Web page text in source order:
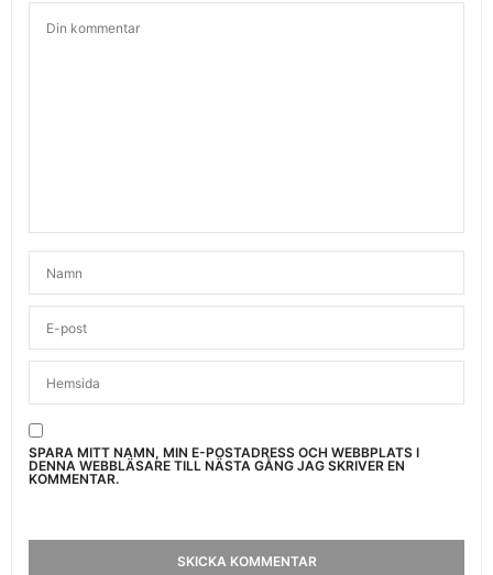
SPARA MITT NAMN, MIN E-POSTADRESS OCH WEBBPLATS I
DENNA WEBBLÄSARE TILL NÄSTA GÅNG JAG SKRIVER EN
KOMMENTAR.